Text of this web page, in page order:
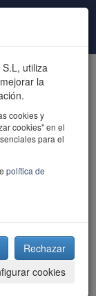
utiliza
la
cookies y
cookies" en el
para el
política de
Rechazar
cookies